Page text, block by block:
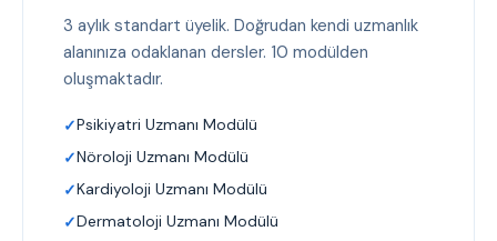
3 aylık standart üyelik. Doğrudan kendi uzmanlık
alanınıza odaklanan dersler. 10 modülden
oluşmaktadır.
Psikiyatri Uzmanı Modülü
Nöroloji Uzmanı Modülü
Kardiyoloji Uzmanı Modülü
Dermatoloji Uzmanı Modülü